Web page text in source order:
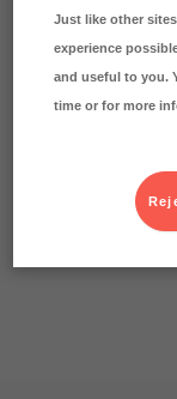
Just like other
experience
and useful to you.
time or for more